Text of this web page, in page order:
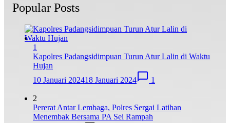
Popular Posts
1
Kapolres Padangsidimpuan Turun Atur Lalin di Waktu
Hujan
10 Januari 202418 Januari 2024 1
2
Pererat Antar Lembaga, Polres Sergai Latihan
Menembak Bersama PA Sei Rampah